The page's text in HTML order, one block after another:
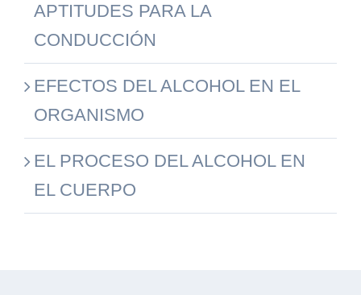
APTITUDES PARA LA
CONDUCCIÓN
EFECTOS DEL ALCOHOL EN EL
ORGANISMO
EL PROCESO DEL ALCOHOL EN
EL CUERPO